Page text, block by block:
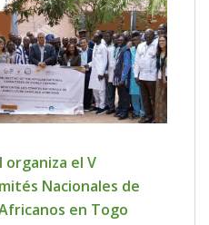
organiza el V
Nacionales de
en Togo